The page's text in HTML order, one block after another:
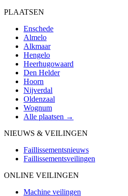
PLAATSEN
Enschede
Almelo
Alkmaar
Hengelo
Heerhugowaard
Den Helder
Hoorn
Nijverdal
Oldenzaal
Wognum
Alle plaatsen →
NIEUWS & VEILINGEN
Faillissementsnieuws
Faillissementsveilingen
ONLINE VEILINGEN
Machine veilingen